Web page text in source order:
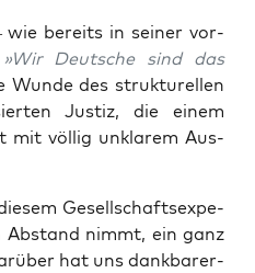
wie bereits in sei­ner vor­
»Wir Deut­sche sind das
Wun­de des struk­tu­rel­len
Jus­tiz, die einem
mit völ­lig unkla­rem Aus­
Gesell­schafts­expe­
nimmt, ein ganz
hat uns dank­ba­rer­